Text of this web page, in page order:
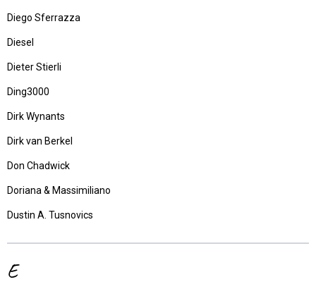
Diego Sferrazza
Diesel
Dieter Stierli
Ding3000
Dirk Wynants
Dirk van Berkel
Don Chadwick
Doriana & Massimiliano
Dustin A. Tusnovics
E